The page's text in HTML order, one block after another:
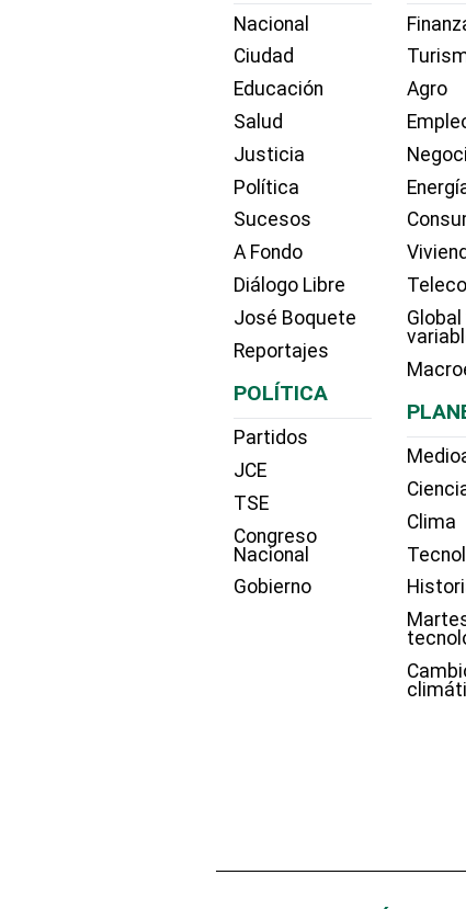
Nacional
Ciudad
Educación
Salud
Justicia
Política
Sucesos
A Fondo
Diálogo Libre
José Boquete
Reportajes
POLÍTICA
Partidos
JCE
TSE
Congreso
Nacional
Gobierno
Agro
Global
Clima